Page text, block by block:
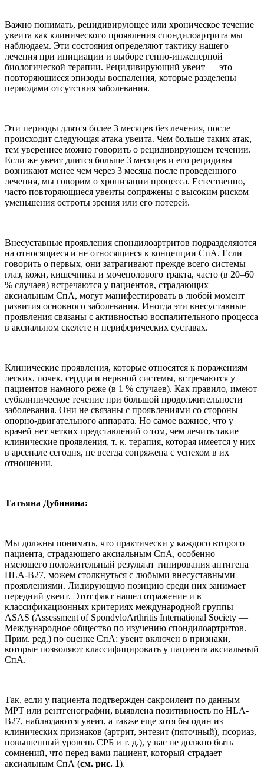
Важно понимать, рецидивирующее или хроническое течение
увеита как клинического проявления спондилоартрита мы
наблюдаем. Эти состояния определяют тактику нашего
лечения при инициации и выборе генно-инженерной
биологической терапии. Рецидивирующий увеит — это
повторяющиеся эпизоды воспаления, которые разделены
периодами отсутствия заболевания.
Эти периоды длятся более 3 месяцев без лечения, после
происходит следующая атака увеита. Чем больше таких атак,
тем увереннее можно говорить о рецидивирующем течении.
Если же увеит длится больше 3 месяцев и его рецидивы
возникают менее чем через 3 месяца после проведенного
лечения, мы говорим о хронизации процесса. Естественно,
часто повторяющиеся увеиты сопряжены с высоким риском
уменьшения остроты зрения или его потерей.
Внесуставные проявления спондилоартритов подразделяются
на относящиеся и не относящиеся к концепции СпА. Если
говорить о первых, они затрагивают прежде всего системы
глаз, кожи, кишечника и мочеполового тракта, часто (в 20–60
% случаев) встречаются у пациентов, страдающих
аксиальным СпА, могут манифестировать в любой момент
развития основного заболевания. Иногда эти внесуставные
проявления связаны с активностью воспалительного процесса
в аксиальном скелете и периферических суставах.
Клинические проявления, которые относятся к поражениям
легких, почек, сердца и нервной системы, встречаются у
пациентов намного реже (в 1 % случаев). Как правило, имеют
субклиническое течение при большой продолжительности
заболевания. Они не связаны с проявлениями со стороны
опорно-двигательного аппарата. Но самое важное, что у
врачей нет четких представлений о том, чем лечить такие
клинические проявления, т. к. терапия, которая имеется у них
в арсенале сегодня, не всегда сопряжена с успехом в их
отношении.
Татьяна Дубинина:
Мы должны понимать, что практически у каждого второго
пациента, страдающего аксиальным СпА, особенно
имеющего положительный результат типирования антигена
HLA-В27, можем столкнуться с любыми внесуставными
проявлениями. Лидирующую позицию среди них занимает
передний увеит. Этот факт нашел отражение и в
классификационных критериях международной группы
ASAS (Аssessment of SpondyloArthritis International Society —
Международное общество по изучению спондилоартритов. —
Прим. ред.) по оценке СпА: увеит включен в признаки,
которые позволяют классифицировать у пациента аксиальный
СпА.
Так, если у пациента подтвержден сакроилеит по данным
МРТ или рентгенографии, выявлена позитивность по HLA-
В27, наблюдаются увеит, а также еще хотя бы один из
клинических признаков (артрит, энтезит (пяточный), псориаз,
повышенный уровень СРБ и т. д.), у вас не должно быть
сомнений, что перед вами пациент, который страдает
аксиальным СпА (см. рис. 1).